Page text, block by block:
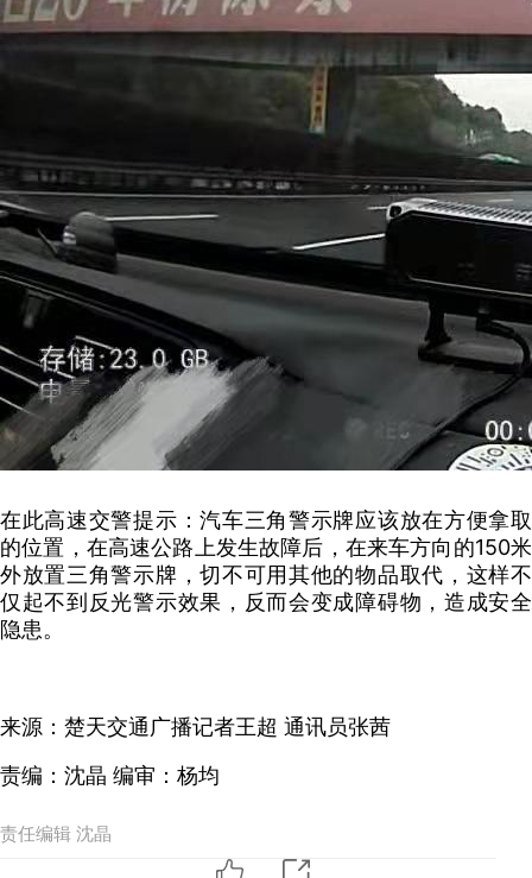
在此高速交警提示：汽车三角警示牌应该放在方便拿取
的位置，在高速公路上发生故障后，在来车方向的150米
外放置三角警示牌，切不可用其他的物品取代，这样不
仅起不到反光警示效果，反而会变成障碍物，造成安全
隐患。
来源：楚天交通广播记者王超 通讯员张茜
责编：沈晶 编审：杨均
责任编辑 沈晶